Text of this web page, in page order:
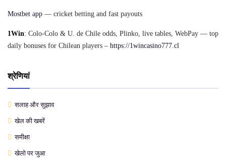
Mostbet app — cricket betting and fast payouts
1Win: Colo-Colo & U. de Chile odds, Plinko, live tables, WebPay — top
daily bonuses for Chilean players – https://1wincasino777.cl
श्रेणियां
सलाह और सुझाव
खेल की खबरें
समीक्षा
खेलो पर जुआ